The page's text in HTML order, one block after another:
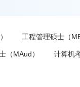
工程管理硕士（
（MAud） 计算机